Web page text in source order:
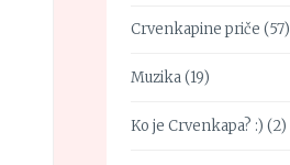
Crvenkapine priče (57)
Muzika(19)
Ko je Crvenkapa? :) (2)